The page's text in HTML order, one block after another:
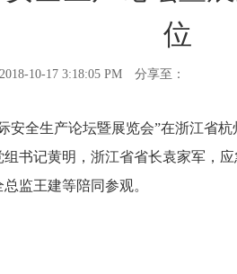
位
10-17 3:18:05 PM 分享至：
安全生产论坛暨展览会”在浙江省
书记黄明，浙江省省长袁家军，
监王建等陪同参观。